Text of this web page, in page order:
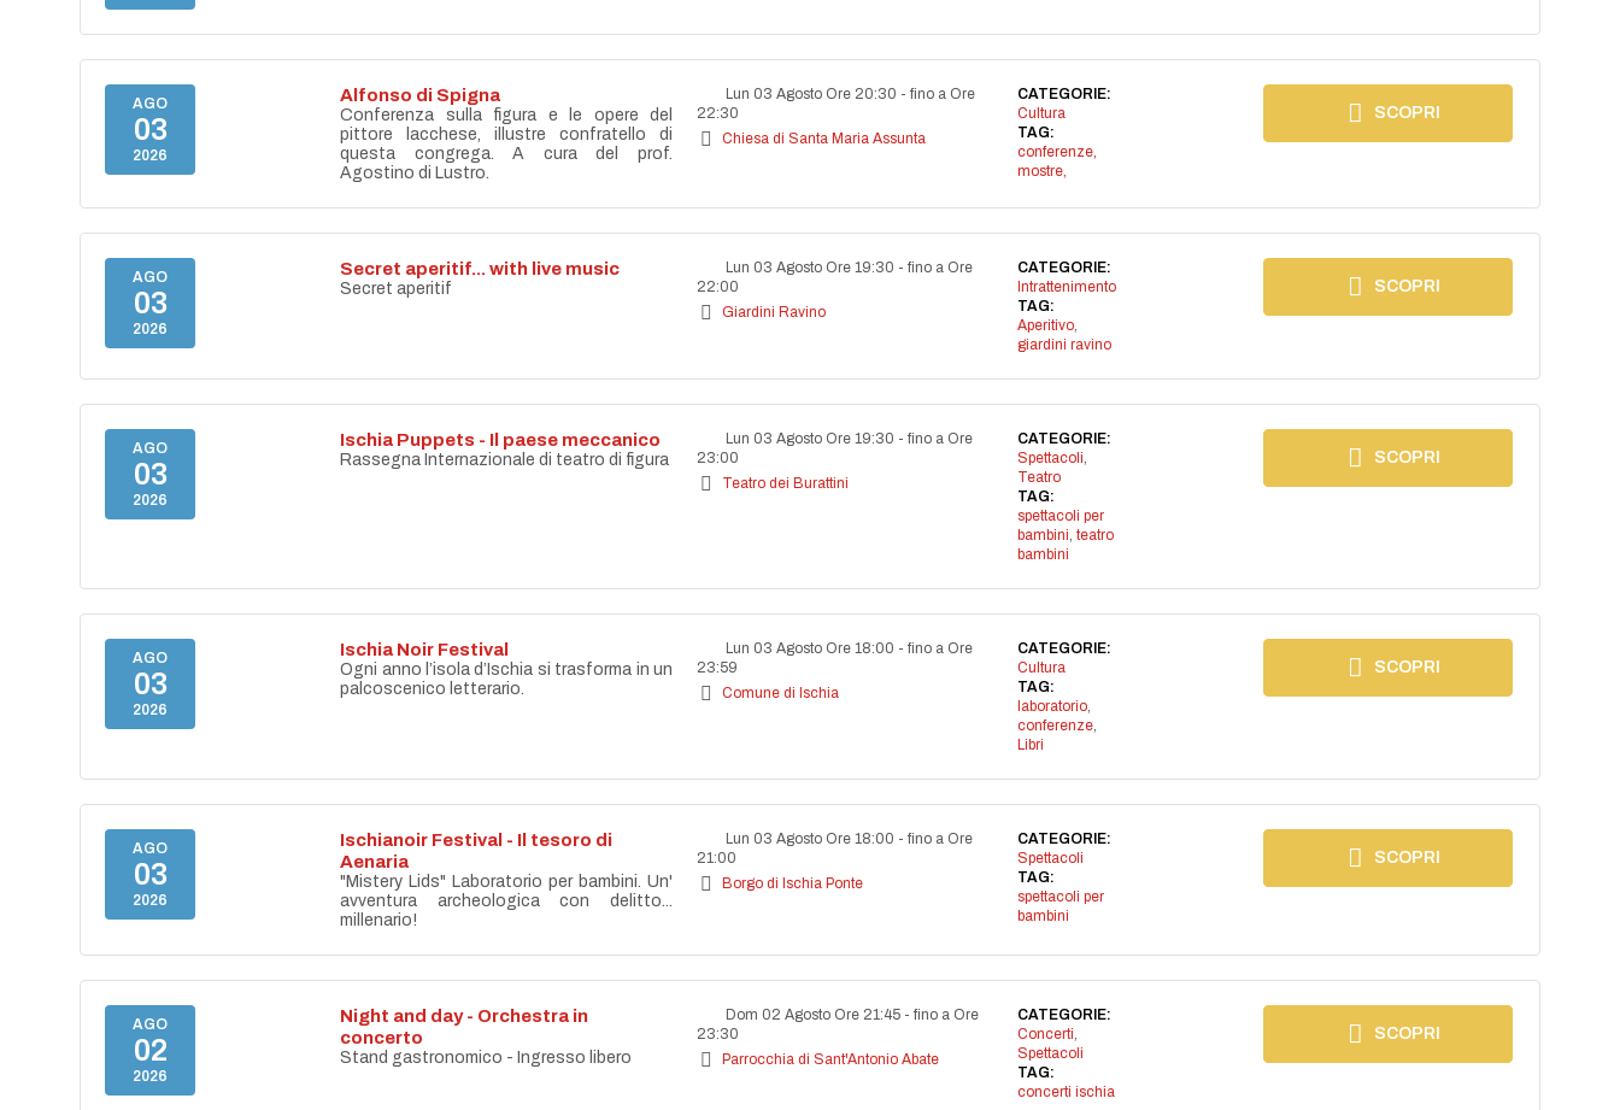
AGO
03
2026
Alfonso di Spigna
Conferenza sulla figura e le opere del
pittore lacchese, illustre confratello di
questa congrega. A cura del prof.
Agostino di Lustro.
Lun 03 Agosto Ore 20:30 - fino a Ore
22:30
Chiesa di Santa Maria Assunta
CATEGORIE:
Cultura
TAG:
conferenze,
mostre,
SCOPRI
AGO
03
2026
Secret aperitif... with live music
Secret aperitif
Lun 03 Agosto Ore 19:30 - fino a Ore
22:00
Giardini Ravino
CATEGORIE:
Intrattenimento
TAG:
Aperitivo,
giardini ravino
SCOPRI
AGO
03
2026
Ischia Puppets - Il paese meccanico
Rassegna Internazionale di teatro di figura
Lun 03 Agosto Ore 19:30 - fino a Ore
23:00
Teatro dei Burattini
CATEGORIE:
Spettacoli,
Teatro
TAG:
spettacoli per
bambini, teatro
bambini
SCOPRI
AGO
03
2026
Ischia Noir Festival
Ogni anno l’isola d’Ischia si trasforma in un
palcoscenico letterario.
Lun 03 Agosto Ore 18:00 - fino a Ore
23:59
Comune di Ischia
CATEGORIE:
Cultura
TAG:
laboratorio,
conferenze,
Libri
SCOPRI
AGO
03
2026
Ischianoir Festival - Il tesoro di
Aenaria
"Mistery Lids" Laboratorio per bambini. Un'
avventura archeologica con delitto...
millenario!
Lun 03 Agosto Ore 18:00 - fino a Ore
21:00
Borgo di Ischia Ponte
CATEGORIE:
Spettacoli
TAG:
spettacoli per
bambini
SCOPRI
AGO
02
2026
Night and day - Orchestra in
concerto
Stand gastronomico - Ingresso libero
Dom 02 Agosto Ore 21:45 - fino a Ore
23:30
Parrocchia di Sant'Antonio Abate
CATEGORIE:
Concerti,
Spettacoli
TAG:
concerti ischia
SCOPRI